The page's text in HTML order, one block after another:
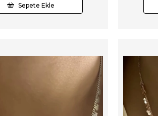
Sepete Ekle